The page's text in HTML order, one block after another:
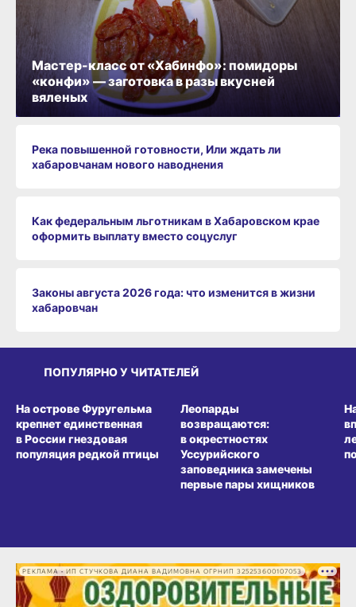
Река повышенной готовности, Или ждать ли
хабаровчанам нового наводнения
Как федеральным льготникам в Хабаровском крае
оформить выплату вместо соцуслуг
Законы августа 2026 года: что изменится в жизни
хабаровчан
Мастер-класс от «Хабинфо»: помидоры
«конфи» — заготовка в разы вкусней
вяленых
ПОПУЛЯРНО У ЧИТАТЕЛЕЙ
На острове Фуругельма
крепнет единственная
в России гнездовая
популяция редкой птицы
Леопарды
возвращаются:
в окрестностях
Уссурийского
заповедника замечены
первые пары хищников
РЕКЛАМА • ИП СТУЧКОВА ДИАНА ВАДИМОВНА ОГРНИП 325253600107053